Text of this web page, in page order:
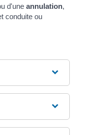
d'uneannulation,
conduite ou